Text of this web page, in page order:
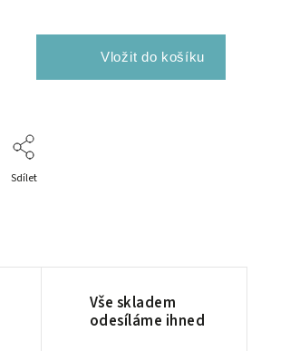
Sdílet
Vše skladem
odesíláme ihned